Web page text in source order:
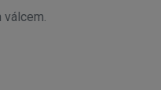
válcem.